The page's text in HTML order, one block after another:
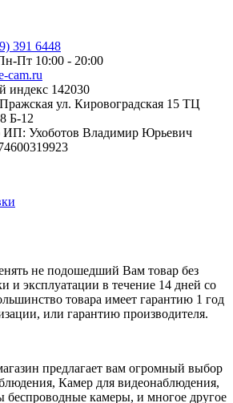
391 6448
Пт 10:00 - 20:00
cam.ru
индекс 142030
ул. Кировоградская 15 ТЦ
Б-12
Ухоботов Владимир Юрьевич
не подошедший Вам товар без
и эксплуатации в течение 14 дней со
товара имеет гарантию 1 год
или гарантию производителя.
предлагает вам огромный выбор
Камер для видеонаблюдения,
камеры, и многое другое